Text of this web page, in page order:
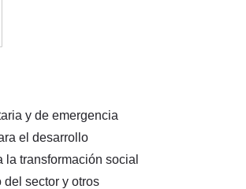
y de emergencia
el desarrollo
la transformación social
del sector y otros
CUYO PAÍS ES PALESTINA.
187 PROYECTOS
Entidad
financiadora